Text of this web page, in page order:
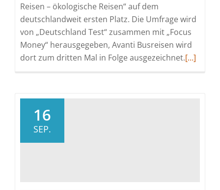
Reisen – ökologische Reisen“ auf dem
deutschlandweit ersten Platz. Die Umfrage wird
von „Deutschland Test“ zusammen mit „Focus
Money“ herausgegeben, Avanti Busreisen wird
dort zum dritten Mal in Folge ausgezeichnet.Read
[…]
16
SEP.